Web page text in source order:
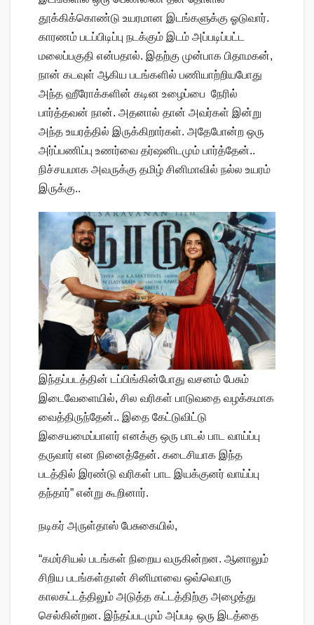
தூக்கிக்கொண்டு உயரமான இடங்களுக்கு ஓடுவார்.
காரணம் படப்பிடிப்பு நடக்கும் இடம் அப்படிப்பட்ட
மலைப்பகுதி என்பதால். இதற்கு முன்பாக பிதாமகன்,
நான் கடவுள் ஆகிய படங்களில் பணியாற்றியபோது
அந்த ஹீரோக்களின் கடின உழைப்பை நேரில்
பார்த்தவன் நான். அதனால் தான் அவர்கள் இன்று
அந்த உயரத்தில் இருக்கிறார்கள். அதேபோன்ற ஒரு
அர்ப்பணிப்பு உணர்வை தர்ஷனிடமும் பார்த்தேன்..
நிச்சயமாக அவருக்கு தமிழ் சினிமாவில் நல்ல உயரம்
இருக்கு..
இந்தப்படத்தின் டப்பிங்கின்போது வசனம் பேசும்
இடைவேளையில், சில வரிகள் பாடுவதை வழக்கமாக
வைத்திருந்தேன்.. இதை கேட்டுவிட்டு
இசையமைப்பாளர் எனக்கு ஒரு பாடல் பாட வாய்ப்பு
தருவார் என நினைத்தேன். கடைசியாக இந்த
படத்தில் இரண்டு வரிகள் பாட இயக்குனர் வாய்ப்பு
தந்தார்” என்று கூறினார்.
நடிகர் அருள்தாஸ் பேசுகையில்,
“கமர்சியல் படங்கள் நிறைய வருகின்றன. ஆனாலும்
சிறிய படங்கள்தான் சினிமாவை ஒவ்வொரு
காலகட்டத்திலும் அடுத்த கட்டத்திற்கு அழைத்து
செல்கின்றன. இந்தப்படமும் அப்படி ஒரு இடத்தை